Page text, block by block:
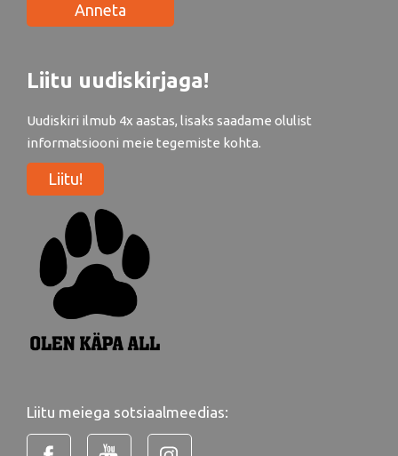
Anneta
Liitu uudiskirjaga!
Uudiskiri ilmub 4x aastas, lisaks saadame olulist
informatsiooni meie tegemiste kohta.
Liitu!
Liitu meiega sotsiaalmeedias: